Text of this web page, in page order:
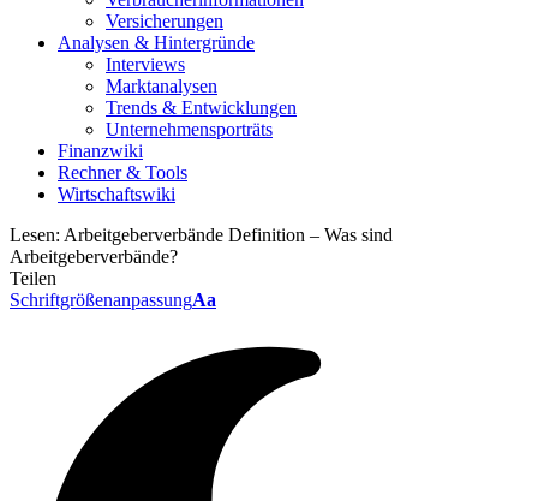
Versicherungen
Analysen & Hintergründe
Interviews
Marktanalysen
Trends & Entwicklungen
Unternehmensporträts
Finanzwiki
Rechner & Tools
Wirtschaftswiki
Lesen: Arbeitgeberverbände Definition – Was sind
Arbeitgeberverbände?
Teilen
SchriftgrößenanpassungAa